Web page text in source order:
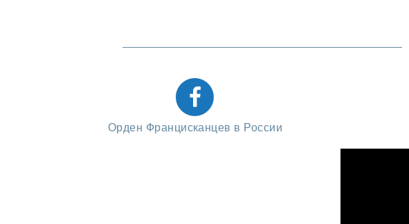
Орден Францисканцев в России